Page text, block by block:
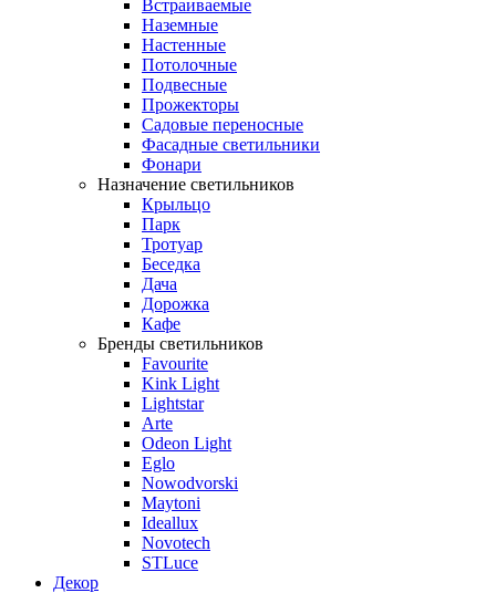
Встраиваемые
Наземные
Настенные
Потолочные
Подвесные
Прожекторы
Садовые переносные
Фасадные светильники
Фонари
Назначение светильников
Крыльцо
Парк
Тротуар
Беседка
Дача
Дорожка
Кафе
Бренды светильников
Favourite
Kink Light
Lightstar
Arte
Odeon Light
Eglo
Nowodvorski
Maytoni
Ideallux
Novotech
STLuce
Декор